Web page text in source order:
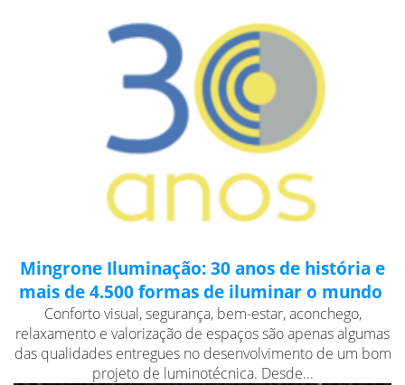
Mingrone Iluminação: 30 anos de história e
mais de 4.500 formas de iluminar o mundo
Conforto visual, segurança, bem-estar, aconchego,
relaxamento e valorização de espaços são apenas algumas
das qualidades entregues no desenvolvimento de um bom
projeto de luminotécnica. Desde...